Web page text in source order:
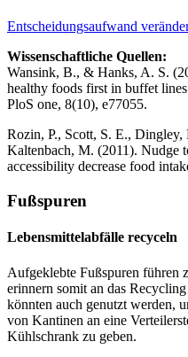
Entscheidungsaufwand
Wissenschaftliche Quellen:
Wansink, B., & Hanks, A. S.
healthy foods first in buffet
PloS one, 8(10), e77055.
Rozin, P., Scott, S. E.,
Kaltenbach, M. (2011). Nudge
accessibility decrease food
Fußspuren
Lebensmittelabfälle recyceln
Aufgeklebte Fußspuren führen
erinnern somit an das
könnten auch genutzt werden,
von Kantinen an eine
Kühlschrank zu geben.